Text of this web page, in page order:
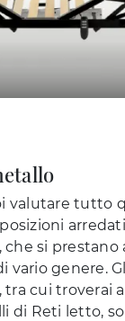
valutare tutto
si prestano
vario genere.
cui troverai
di Reti letto,